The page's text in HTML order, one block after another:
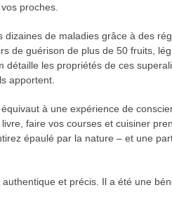
proches.
de maladies grâce à des
de guérison de plus de 50 fruits,
les propriétés de ces
apportent.
à une expérience de
faire vos courses et cuisiner
épaulé par la nature – et une
et précis. Il a été une